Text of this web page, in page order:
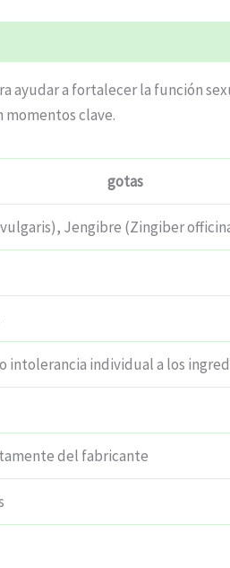
ayudar a fortalecer la función
momentos clave.
gotas
Jengibre (Zingiber
intolerancia individual a los
del fabricante